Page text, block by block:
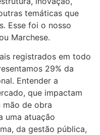
temáticas que
Esse foi o nosso
Marchese.
registrados em todo
29% da
Entender a
que impactam
mão de obra
uma atuação
da gestão pública,